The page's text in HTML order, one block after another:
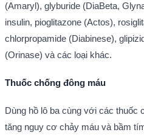
(Amaryl), glyburide (DiaBeta,
insulin, pioglitazone (Actos),
chlorpropamide (Diabinese),
(Orinase) và các loại khác.
Thuốc chống đông máu
Dùng hồ lô ba cùng với các thuốc
tăng nguy cơ chảy máu và bầm